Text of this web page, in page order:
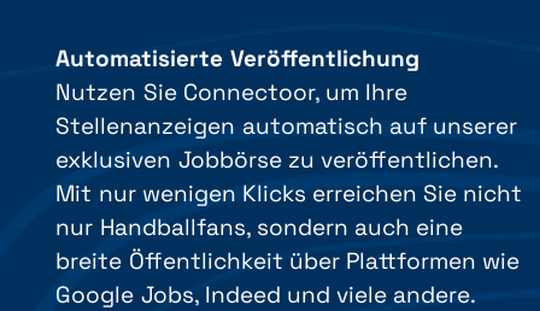
Automatisierte Veröffentlichung
Nutzen Sie Connectoor, um Ihre
Stellenanzeigen automatisch auf unserer
exklusiven Jobbörse zu veröffentlichen.
Mit nur wenigen Klicks erreichen Sie nicht
nur Handballfans, sondern auch eine
breite Öffentlichkeit über Plattformen wie
Google Jobs, Indeed und viele andere.